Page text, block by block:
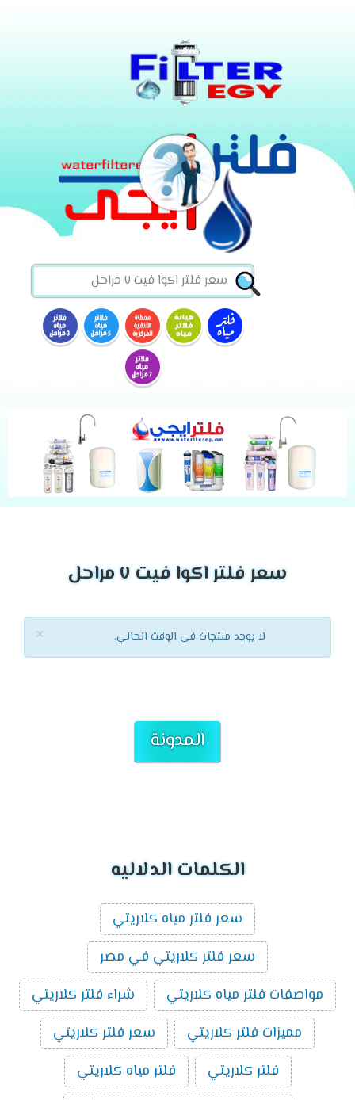
سعر فلتر اكوا فيت ٧ مراحل
× لا يوجد منتجات فى الوقت الحالي.
المدونة
الكلمات الدلاليه
سعر فلتر مياه كلاريتي
سعر فلتر كلاريتي في مصر
مواصفات فلتر مياه كلاريتي
شراء فلتر كلاريتي
مميزات فلتر كلاريتي
سعر فلتر كلاريتي
فلتر كلاريتي
فلتر مياه كلاريتي